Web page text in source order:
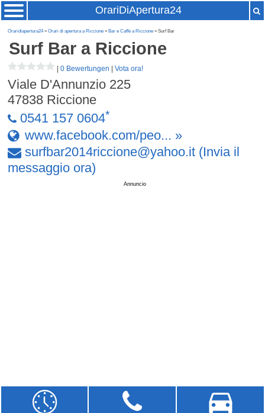
OrariDiApertura24
Oraridiapertura24»Orari di apertura a Riccione » Bar e Caffè a Riccione » Surf Bar
Surf Bar a Riccione
|0 Bewertungen |Vota ora!
Viale D'Annunzio 225
47838 Riccione
0541 157 0604*
www.facebook.com/peo... »
surfbar2014riccione@yahoo.it (Invia il
messaggio ora)
Annuncio